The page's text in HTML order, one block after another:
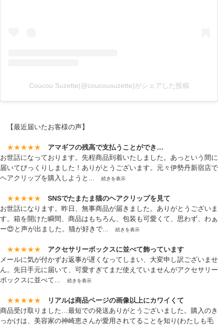
Coucou Suzette(@coucousuzette)がシェアした投稿
【最近届いたお客様の声】
★★★★★
アマギフの残高で支払うことができ…
お世話になっております。先程商品到着いたしました。あっという間に
届いてびっくりしました！ありがとうございます。元々伊勢丹新宿店で
ヘアクリップを購入しようと...
続きを表示
★★★★★
SNSでたまたま猫のヘアクリップを見て
お世話になります。昨日、無事商品が届きました。ありがとうございま
す。箱を開けた瞬間、商品はもちろん、包装も可愛くて、思わず、わぁ
ー😍と声が出ました。猫が好きで...
続きを表示
★★★★★
アクセサリーボックスに並べて飾っています
メールに気が付かずお返事が遅くなってしまい、大変申し訳ございませ
ん。先日手元に届いて、可愛すぎてまだ使えていませんがアクセサリー
ボックスに並べて...
続きを表示
★★★★★
リアルは商品ページの画像以上にカワイくて
商品受け取りました…最短での発送ありがとうございました。購入のき
っかけは、美容家の神崎恵さんが愛用されてることを知り(わたしも毛